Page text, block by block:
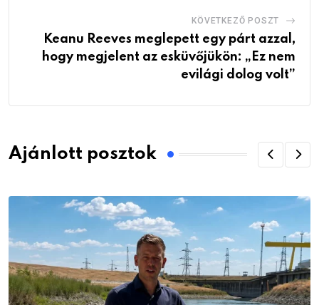
KÖVETKEZŐ POSZT
Keanu Reeves meglepett egy párt azzal,
hogy megjelent az esküvőjükön: „Ez nem
evilági dolog volt”
Ajánlott posztok